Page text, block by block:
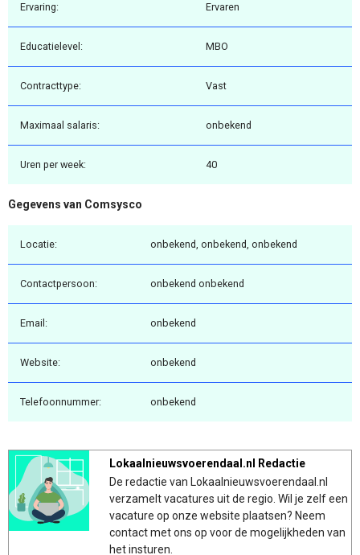
Ervaring: Ervaren
Educatielevel: MBO
Contracttype: Vast
Maximaal salaris: onbekend
Uren per week: 40
Gegevens van Comsysco
Locatie: onbekend, onbekend, onbekend
Contactpersoon: onbekend onbekend
Email: onbekend
Website: onbekend
Telefoonnummer: onbekend
Lokaalnieuwsvoerendaal.nl Redactie
De redactie van Lokaalnieuwsvoerendaal.nl
verzamelt vacatures uit de regio. Wil je zelf een
vacature op onze website plaatsen? Neem
contact met ons op voor de mogelijkheden van
het insturen.